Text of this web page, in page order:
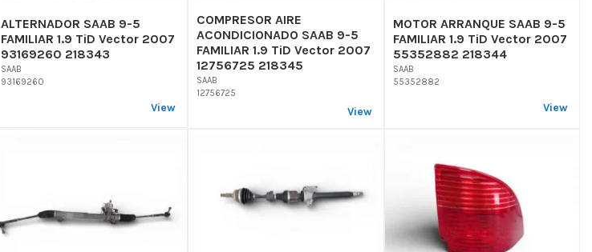
ALTERNADOR SAAB 9-5
FAMILIAR 1.9 TiD Vector 2007
93169260 218343
SAAB
93169260
View
COMPRESOR AIRE
ACONDICIONADO SAAB 9-5
FAMILIAR 1.9 TiD Vector 2007
12756725 218345
SAAB
12756725
View
MOTOR ARRANQUE SAAB 9-5
FAMILIAR 1.9 TiD Vector 2007
55352882 218344
SAAB
55352882
View